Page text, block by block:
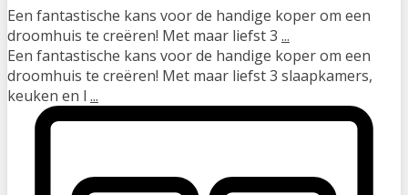
Een fantastische kans voor de handige koper om een
droomhuis te creëren! Met maar liefst 3 ...
Een fantastische kans voor de handige koper om een
droomhuis te creëren! Met maar liefst 3 slaapkamers,
keuken en l ...